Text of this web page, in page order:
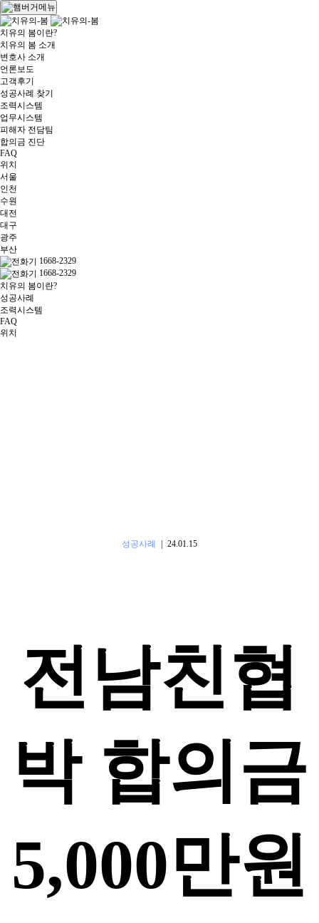
치유의 봄이란?
치유의 봄 소개
변호사 소개
언론보도
고객후기
성공사례 찾기
조력시스템
업무시스템
피해자 전담팀
합의금 진단
FAQ
위치
서울
인천
수원
대전
대구
광주
부산
1668-2329
1668-2329
치유의 봄이란?
성공사례
조력시스템
FAQ
위치
성공사례 24.01.15
전남친협
박 합의금
5,000만원